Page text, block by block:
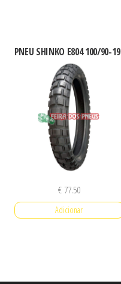
PNEU SHINKO E804 100/90-19
€77.50
Adicionar